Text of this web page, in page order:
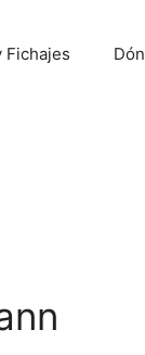
Fichajes